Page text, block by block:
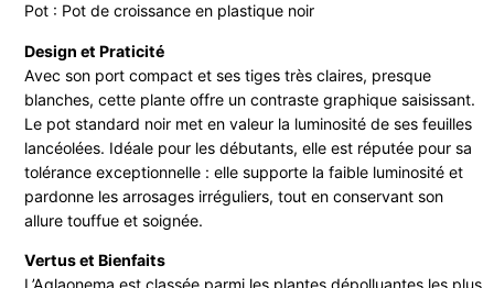
Pot : Pot de croissance en plastique noir
Design et Praticité
Avec son port compact et ses tiges très claires, presque
blanches, cette plante offre un contraste graphique saisissant.
Le pot standard noir met en valeur la luminosité de ses feuilles
lancéolées. Idéale pour les débutants, elle est réputée pour sa
tolérance exceptionnelle : elle supporte la faible luminosité et
pardonne les arrosages irréguliers, tout en conservant son
allure touffue et soignée.
Vertus et Bienfaits
L’Aglaonema est classée parmi les plantes dépolluantes les plus